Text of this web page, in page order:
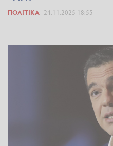
ΠΟΛΙΤΙΚΆ 24.11.2025 18:55